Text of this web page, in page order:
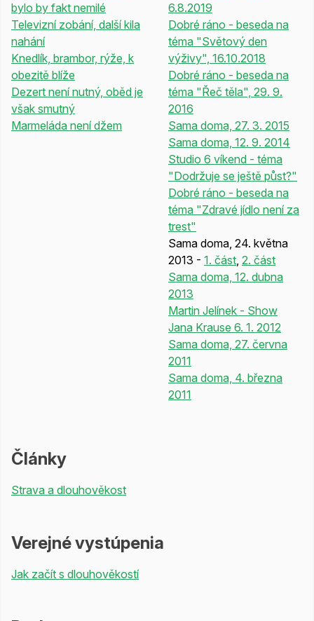
bylo by fakt nemilé
Televizní zobání, další kila
nahání
Knedlík, brambor, rýže, k
obezitě blíže
Dezert není nutný, oběd je
však smutný
Marmeláda není džem
6.8.2019
Dobré ráno - beseda na
téma "Světový den
výživy", 16.10.2018
Dobré ráno - beseda na
téma "Řeč těla", 29. 9.
2016
Sama doma, 27. 3. 2015
Sama doma, 12. 9. 2014
Studio 6 víkend - téma
"Dodržuje se ještě půst?"
Dobré ráno - beseda na
téma "Zdravé jídlo není za
trest"
Sama doma, 24. května
2013 - 1. část, 2. část
Sama doma, 12. dubna
2013
Martin Jelínek - Show
Jana Krause 6. 1. 2012
Sama doma, 27. června
2011
Sama doma, 4. března
2011
Články
Strava a dlouhověkost
Verejné vystúpenia
Jak začít s dlouhověkostí